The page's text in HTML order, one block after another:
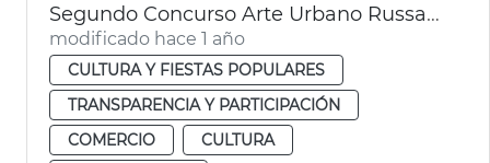
Segundo Concurso Arte Urbano Russafa Ayuntamiento Valéncia
modificado hace 1 año
CULTURA Y FIESTAS POPULARES
TRANSPARENCIA Y PARTICIPACIÓN
COMERCIO
CULTURA